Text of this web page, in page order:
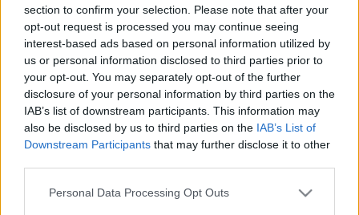
section to confirm your selection. Please note that after your
opt-out request is processed you may continue seeing
interest-based ads based on personal information utilized by
us or personal information disclosed to third parties prior to
your opt-out. You may separately opt-out of the further
disclosure of your personal information by third parties on the
IAB’s list of downstream participants. This information may
also be disclosed by us to third parties on the IAB’s List of
Downstream Participants that may further disclose it to other
Please note that this website/app uses one or more Google
Personal Data Processing Opt Outs
Liikenne sujuvaa
Keskinopeus
100 km/h
(+2 km/h)
Liikennemäärä
306 kpl/h(+4 kpl/h)
Liikenne sujuvaa
Keskinopeus
93 km/h(+2 km/h)
Liikennemäärä
270 kpl/h(+30 kpl/h)
Yleiskuva on keskimääräinen liikennetilanne tien kaikilta
mittauspisteiltä
Tien mittauspisteet
Suuntaan
Tampere
Suuntaan
Pori